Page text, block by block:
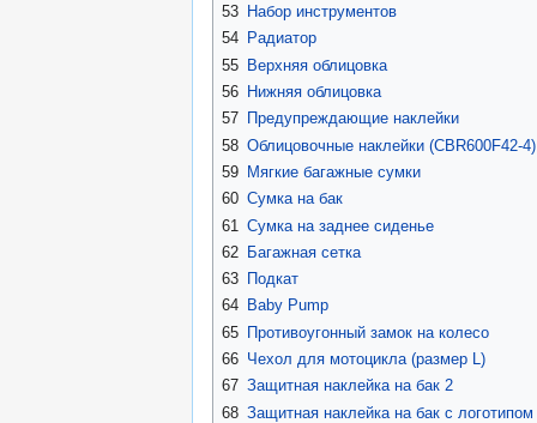
53 Набор инструментов
54 Радиатор
55 Верхняя облицовка
56 Нижняя облицовка
57 Предупреждающие наклейки
58 Облицовочные наклейки (CBR600F42-4)
59 Мягкие багажные сумки
60 Сумка на бак
61 Сумка на заднее сиденье
62 Багажная сетка
63 Подкат
64 Baby Pump
65 Противоугонный замок на колесо
66 Чехол для мотоцикла (размер L)
67 Защитная наклейка на бак 2
68 Защитная наклейка на бак с логотипом